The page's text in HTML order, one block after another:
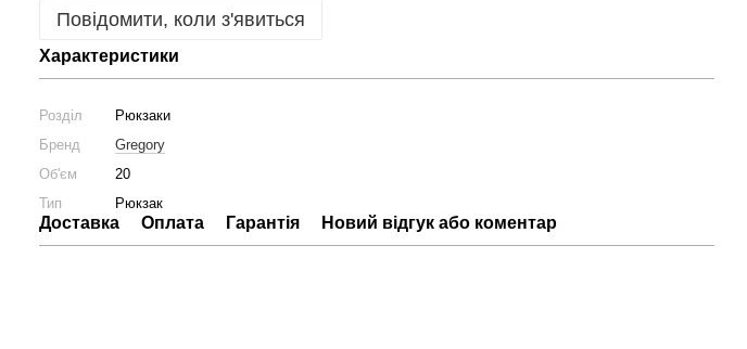
Повідомити, коли з'явиться
Характеристики
Розділ
Рюкзаки
Бренд
Gregory
Об'єм
20
Тип
Рюкзак
Доставка Оплата Гарантія Новий відгук або коментар